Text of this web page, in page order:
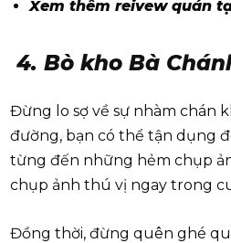
Xem thêm reivew quán
4. Bò kho Bà
Đừng lo sợ về sự nhàm chán
đường, bạn có thể tận dụng
từng đến những hẻm chụp
chụp ảnh thú vị ngay trong
Đồng thời, đừng quên ghé